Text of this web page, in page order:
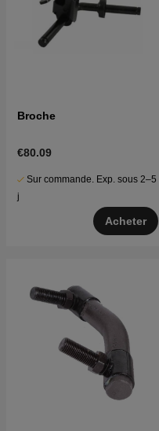
Broche
€80.09
Sur commande. Exp. sous 2–5
j
Acheter